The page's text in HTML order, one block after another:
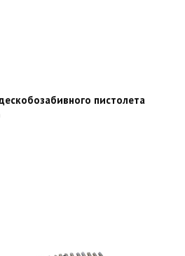
пистолета